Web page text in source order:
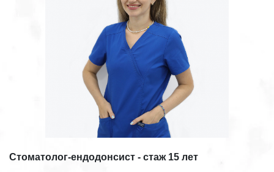
Стоматолог-ендодонсист - стаж 15 лет